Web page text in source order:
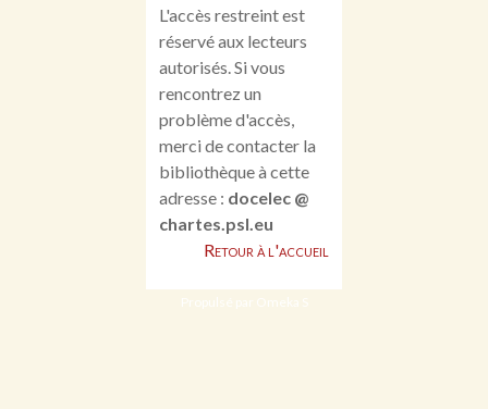
L'accès restreint est
réservé aux lecteurs
autorisés. Si vous
rencontrez un
problème d'accès,
merci de contacter la
bibliothèque à cette
adresse : docelec @
chartes.psl.eu
Retour à l'accueil
Propulsé par Omeka S